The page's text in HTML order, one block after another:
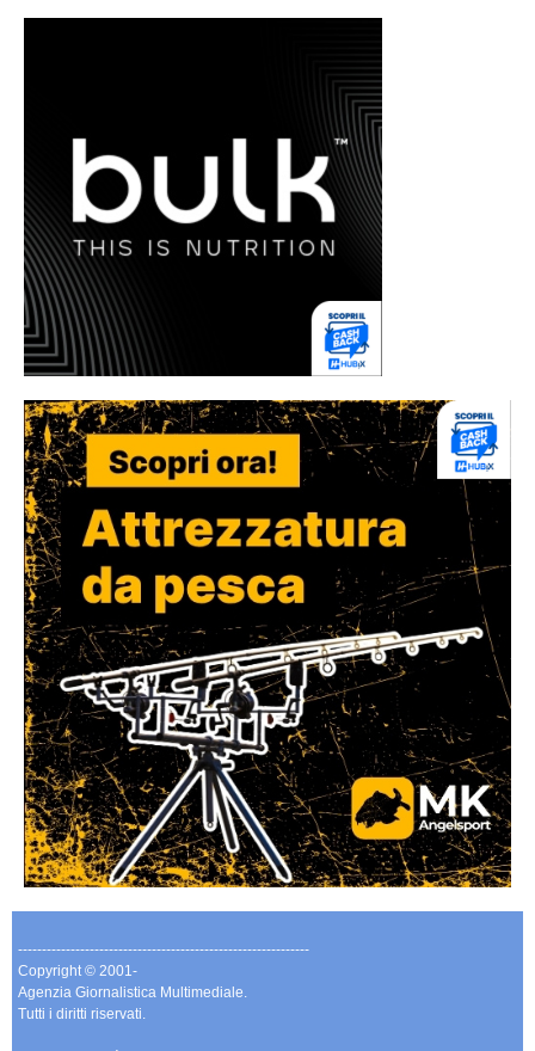
-------------------------------------------------------------
Copyright © 2001-
Agenzia Giornalistica Multimediale.
Tutti i diritti riservati.